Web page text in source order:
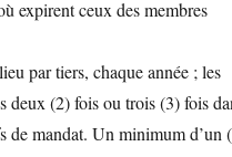
expirent ceux des membres
par tiers, chaque année ; les
deux (2) fois ou trois (3) fois
de mandat. Un minimum d’un